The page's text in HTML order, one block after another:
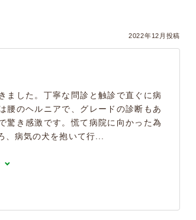
2022年12月投稿
ました。丁寧な問診と触診で直ぐに病
腰のヘルニアで、グレードの診断もあ
驚き感激です。慌て病院に向かった為
、病気の犬を抱いて行...